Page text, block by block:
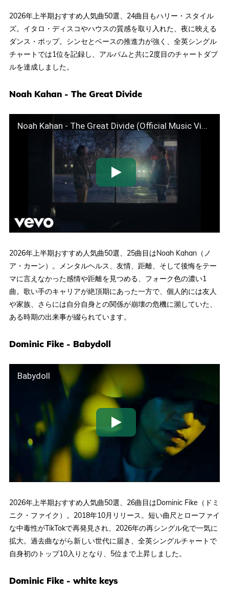
2026年上半期おすすめ人気曲50選、24曲目もハリー・スタイル
ズ。イタロ・ディスコやハウスの質感を取り入れた、夜に映える
ダンス・ポップ。シンセとベースの推進力が強く、全英シングル
チャートでは1位を記録し、アルバムと共に2度目のチャートダブ
ルを達成しました。
Noah Kahan - The Great Divide
Noah Kahan - The Great Divide (Official Music Video)
2026年上半期おすすめ人気曲50選、25曲目はNoah Kahan（ノ
ア・カーン）。メンタルヘルス、友情、距離、そして後悔をテー
マに言えなかった感情や距離を見つめる、フォーク色の濃い1
曲。歌い手のキャリアが絶頂期にあった一方で、個人的には友人
や家族、さらには自分自身との関係が崩壊の危機に瀕していた、
ある時期の出来事が綴られています。
Dominic Fike - Babydoll
Babydoll
2026年上半期おすすめ人気曲50選、26曲目はDominic Fike（ドミ
ニク・ファイク）。2018年10月リリース。短い曲尺とローファイ
な中毒性がTikTokで再発見され、2026年の再シングル化で一気に
拡大。過去曲ながら新しい世代に届き、全英シングルチャートで
自身初のトップ10入りとなり、5位まで上昇しました。
Dominic Fike - white keys